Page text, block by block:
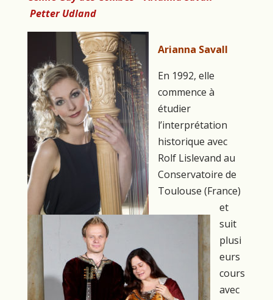
Petter Udland
Arianna Savall
En 1992, elle
commence à
étudier
l’interprétation
historique avec
Rolf Lislevand au
Conservatoire de
Toulouse (France)
et
suit
plusi
eurs
cours
avec